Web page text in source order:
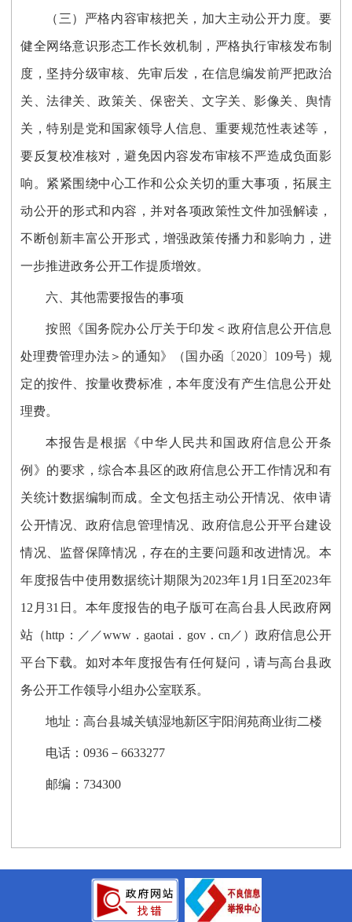
（ 三） 严格内容审核把关，加大主动公开力度。 要
健全网络意识形态工作长效机制， 严格执行审核发布制
度，坚持分级审核、先审后发，在信息编发前严把政治
关、法律关、政策关、保密关、文字关、影像关、舆情
关，特别是党和国家领导人信息、重要规范性表述等，
要反复校准核对，避免因内容发布审核不严造成负面影
响。 紧紧围绕中心工作和公众关切的重大事项，拓展主
动公开的形式和内容，并对各项政策性文件加强解读，
不断创新丰富公开形式，增强政策传播力和影响力，进
一步推进政务公开工作提质增效。
六、其他需要报告的事项
按照《国务院办公厅关于印发＜政府信息公开信息
处理费管理办法＞的通知》（国办函〔2020〕109号）规
定的按件、按量收费标准，本年度没有产生信息公开处
理费。
本报告是根据《中华人民共和国政府信息公开条
例》的要求，综合本县区的政府信息公开工作情况和有
关统计数据编制而成。全文包括主动公开情况、 依申请
公开情况、政府信息管理情况、政府信息公开平台建设
情况、监督保障情况，存在的主要问题和改进情况。本
年度报告中使用数据统计期限为2023年1月1日至2023年
12月31日。本年度报告的电子版可在高台县人民政府网
站（http：／／www．gaotai．gov．cn／）政府信息公开
平台下载。如对本年度报告有任何疑问，请与高台县政
务公开工作领导小组办公室联系。
地址：高台县城关镇湿地新区宇阳润苑商业街二楼
电话：0936－6633277
邮编：734300